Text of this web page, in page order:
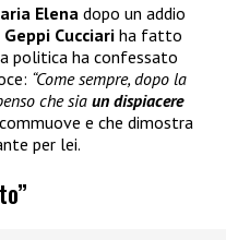
Elena dopo un addio
Geppi Cucciari ha fatto
politica ha confessato
“Come sempre, dopo la
che sia un dispiacere
e che dimostra
per lei.